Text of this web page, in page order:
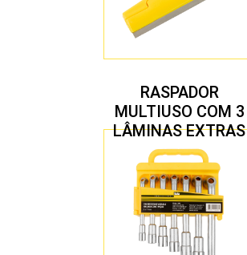
RASPADOR
MULTIUSO COM 3
LÂMINAS EXTRAS